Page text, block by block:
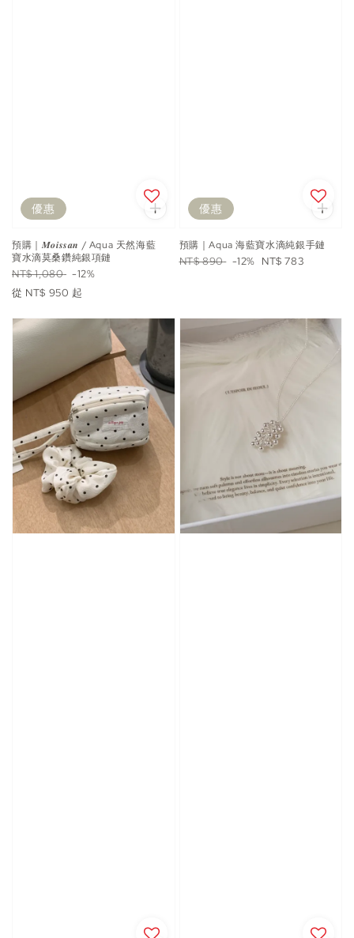
優惠
預購｜𝑴𝒐𝒊𝒔𝒔𝒂𝒏 / Aqua 天然海藍
寶水滴莫桑鑽純銀項鏈
Regular
price
NT$ 1,080 -12%
從 NT$ 950 起
優惠
預購｜Aqua 海藍寶水滴純銀手鏈
Regular
NT$ 890 -12% Sale
NT$ 783